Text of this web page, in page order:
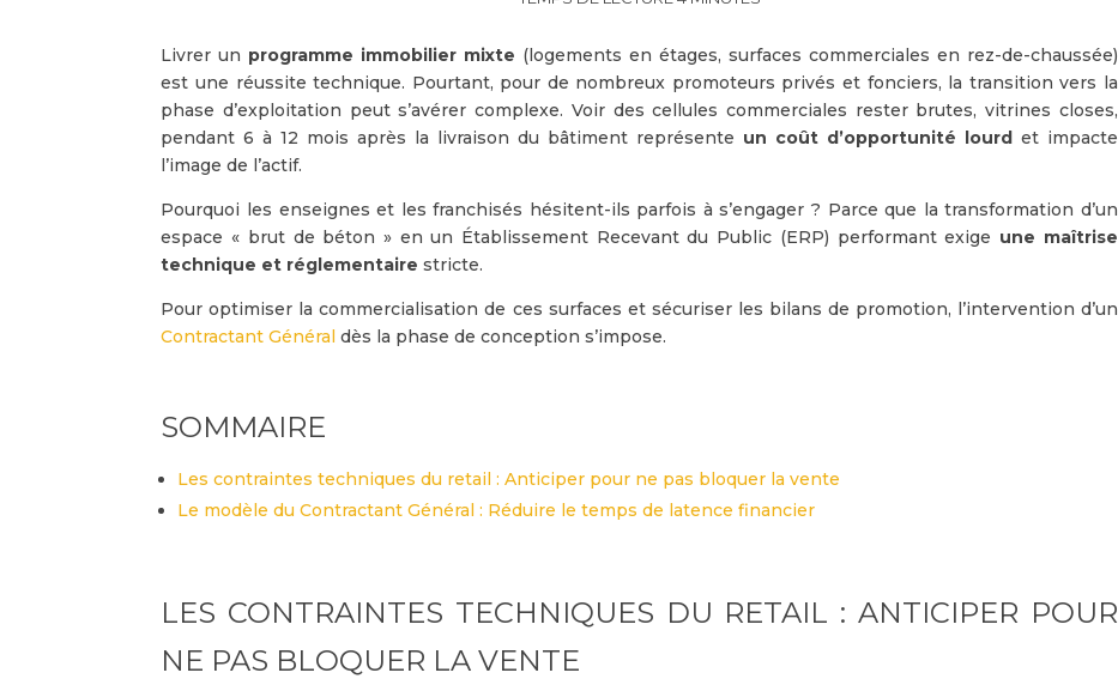
Livrer un programme immobilier mixte (logements en étages, surfaces commerciales en rez-de-chaussée)
est une réussite technique. Pourtant, pour de nombreux promoteurs privés et fonciers, la transition vers la
phase d’exploitation peut s’avérer complexe. Voir des cellules commerciales rester brutes, vitrines closes,
pendant 6 à 12 mois après la livraison du bâtiment représente un coût d’opportunité lourdet impacte
l’image de l’actif.
Pourquoi les enseignes et les franchisés hésitent-ils parfois à s’engager ? Parce que la transformation d’un
espace « brut de béton » en un Établissement Recevant du Public (ERP) performant exige une maîtrise
technique et réglementairestricte.
Pour optimiser la commercialisation de ces surfaces et sécuriser les bilans de promotion, l’intervention d’un
Contractant Général dès la phase de conception s’impose.
SOMMAIRE
Les contraintes techniques du retail : Anticiper pour ne pas bloquer la vente
Le modèle du Contractant Général : Réduire le temps de latence financier
LES CONTRAINTES TECHNIQUES DU RETAIL : ANTICIPER POUR
NE PAS BLOQUER LA VENTE